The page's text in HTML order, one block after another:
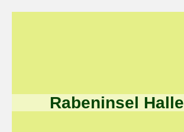
Rabeninsel Halle